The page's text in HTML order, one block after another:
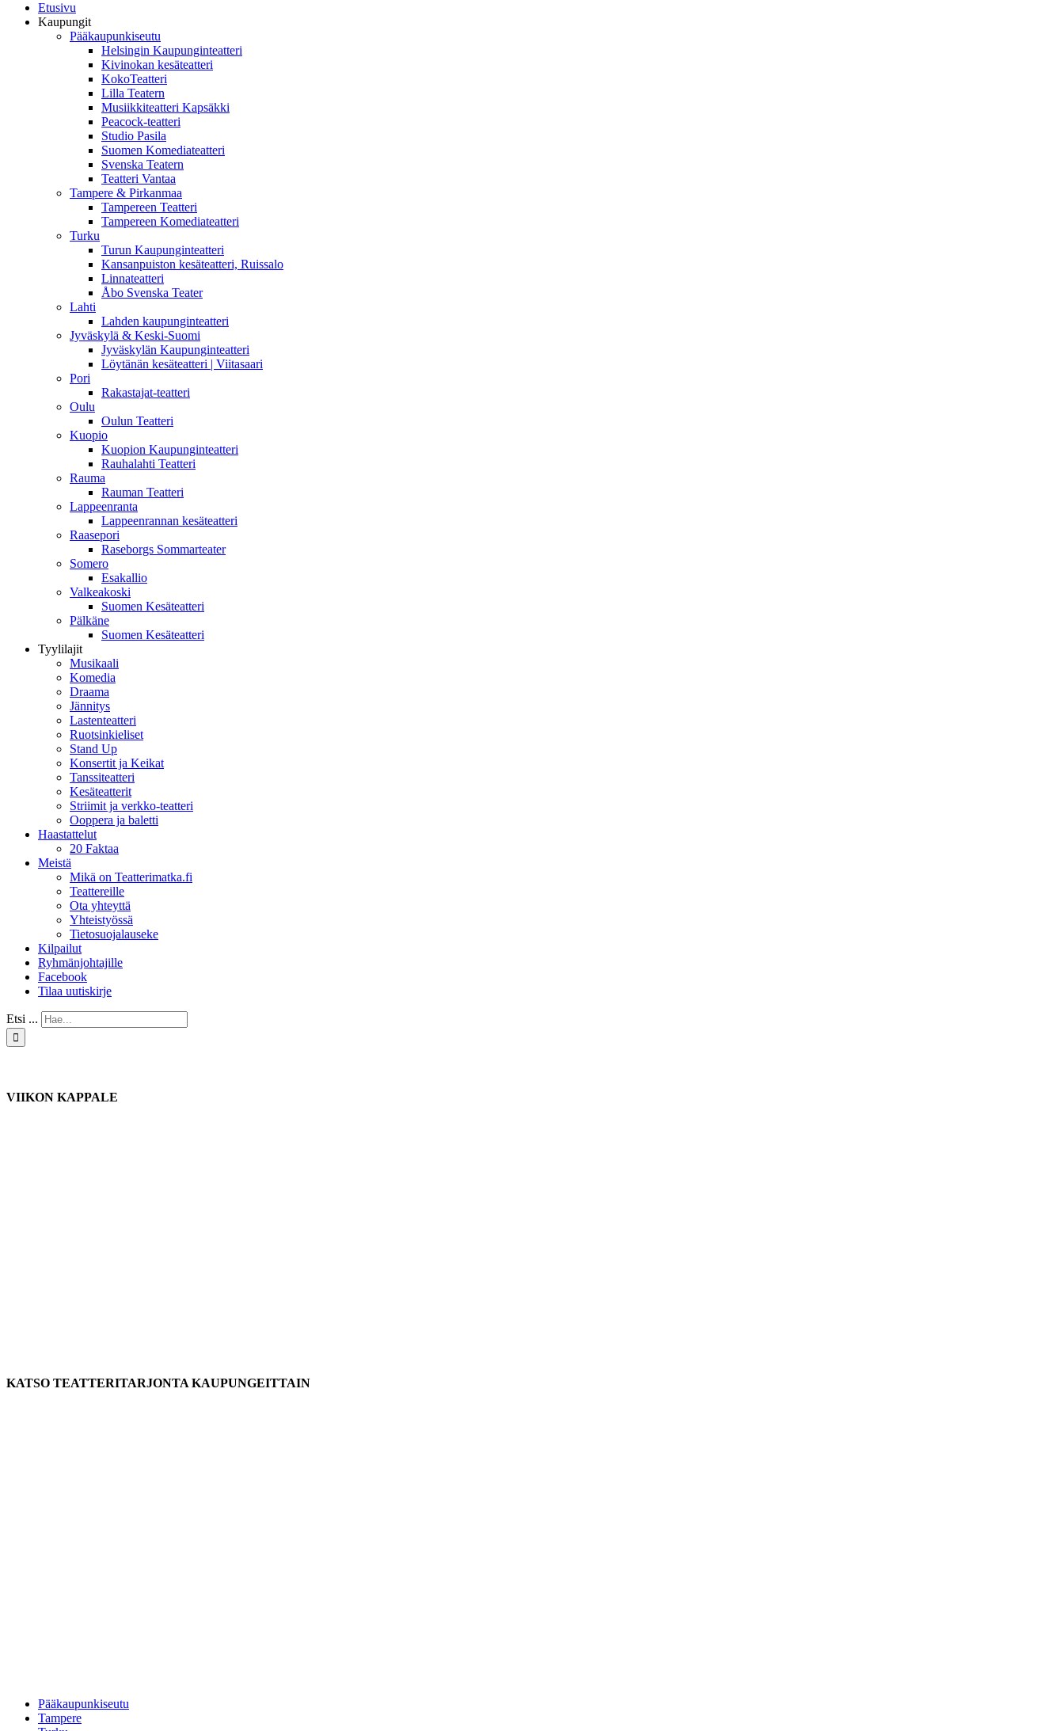
Etusivu
Kaupungit
Pääkaupunkiseutu
Helsingin Kaupunginteatteri
Kivinokan kesäteatteri
KokoTeatteri
Lilla Teatern
Musiikkiteatteri Kapsäkki
Peacock-teatteri
Studio Pasila
Suomen Komediateatteri
Svenska Teatern
Teatteri Vantaa
Tampere & Pirkanmaa
Tampereen Teatteri
Tampereen Komediateatteri
Turku
Turun Kaupunginteatteri
Kansanpuiston kesäteatteri, Ruissalo
Linnateatteri
Åbo Svenska Teater
Lahti
Lahden kaupunginteatteri
Jyväskylä & Keski-Suomi
Jyväskylän Kaupunginteatteri
Löytänän kesäteatteri | Viitasaari
Pori
Rakastajat-teatteri
Oulu
Oulun Teatteri
Kuopio
Kuopion Kaupunginteatteri
Rauhalahti Teatteri
Rauma
Rauman Teatteri
Lappeenranta
Lappeenrannan kesäteatteri
Raasepori
Raseborgs Sommarteater
Somero
Esakallio
Valkeakoski
Suomen Kesäteatteri
Pälkäne
Suomen Kesäteatteri
Tyylilajit
Musikaali
Komedia
Draama
Jännitys
Lastenteatteri
Ruotsinkieliset
Stand Up
Konsertit ja Keikat
Tanssiteatteri
Kesäteatterit
Striimit ja verkko-teatteri
Ooppera ja baletti
Haastattelut
20 Faktaa
Meistä
Mikä on Teatterimatka.fi
Teattereille
Ota yhteyttä
Yhteistyössä
Tietosuojalauseke
Kilpailut
Ryhmänjohtajille
Facebook
Tilaa uutiskirje
Etsi ...
VIIKON KAPPALE
KATSO TEATTERITARJONTA KAUPUNGEITTAIN
Pääkaupunkiseutu
Tampere